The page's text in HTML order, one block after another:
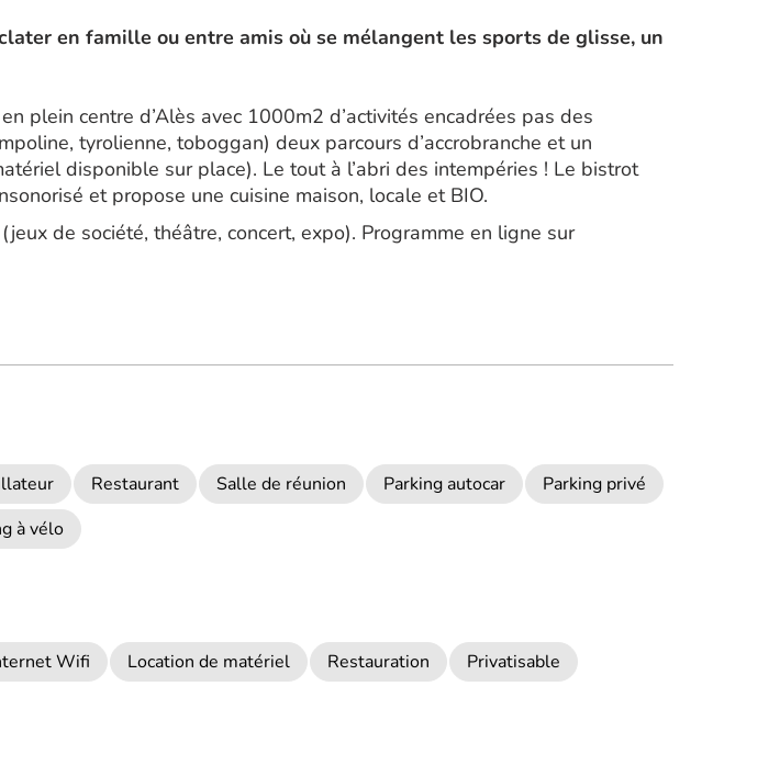
en famille ou entre amis où se mélangent les sports de glisse, un
plein centre d’Alès avec 1000m2 d’activités encadrées pas des
tyrolienne, toboggan) deux parcours d’accrobranche et un
disponible sur place). Le tout à l’abri des intempéries ! Le bistrot
et propose une cuisine maison, locale et BIO.
de société, théâtre, concert, expo). Programme en ligne sur
Restaurant Salle de réunion Parking autocar
Parking privé
à vélo
Wifi Location de matériel Restauration
Privatisable